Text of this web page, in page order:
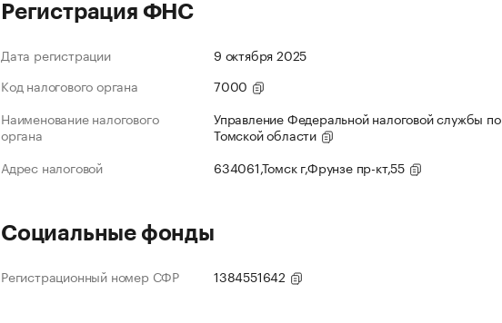
Регистрация ФНС
Дата регистрации
9 октября 2025
Код налогового органа
7000
Наименование налогового
органа
Управление Федеральной налоговой службы по
Томской области
Адрес налоговой
634061,Томск г,Фрунзе пр-кт,55
Социальные фонды
Регистрационный номер СФР 1384551642